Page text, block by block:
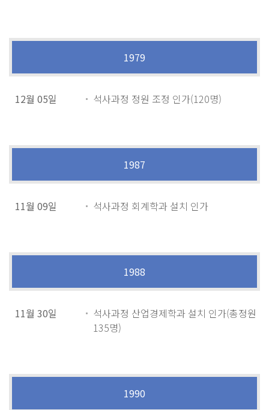
1979
12월 05일 석사과정 정원 조정 인가(120명)
1987
11월 09일 석사과정 회계학과 설치 인가
1988
11월 30일
석사과정 산업경제학과 설치 인가(총정원
135명)
1990